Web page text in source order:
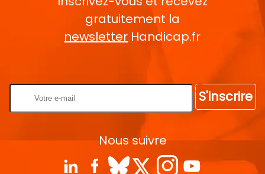
gratuitement la
newsletter Handicap.fr
S'inscrire
Nous suivre